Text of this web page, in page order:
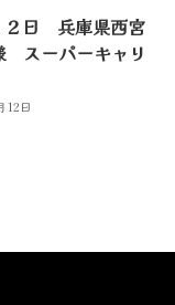
２日 兵庫県西宮
ーパーキャリ
12日